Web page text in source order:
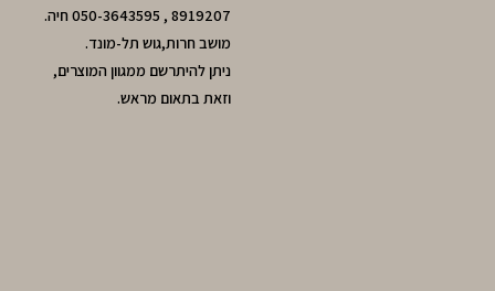
8919207 , 050-3643595 חיה.
מושב חרות,גוש תל-מונד.
ניתן להיתרשם ממגוון המוצרים,
וזאת בתאום מראש.